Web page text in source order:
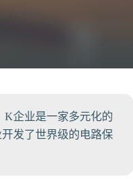
K企业是一家多元化的
发了世界级的电路保